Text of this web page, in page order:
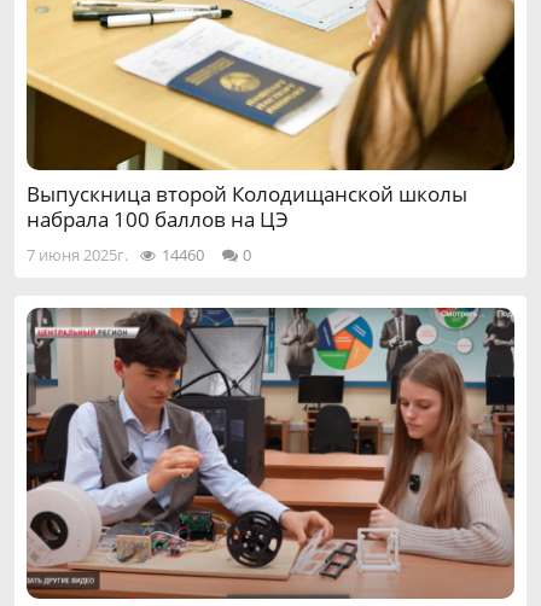
Выпускница второй Колодищанской школы
набрала 100 баллов на ЦЭ
7 июня 2025г. 14460 0